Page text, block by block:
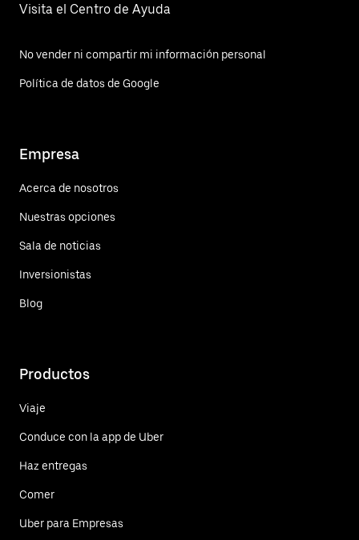
Visita el Centro de Ayuda
No vender ni compartir mi información personal
Política de datos de Google
Empresa
Acerca de nosotros
Nuestras opciones
Sala de noticias
Inversionistas
Blog
Productos
Viaje
Conduce con la app de Uber
Haz entregas
Comer
Uber para Empresas